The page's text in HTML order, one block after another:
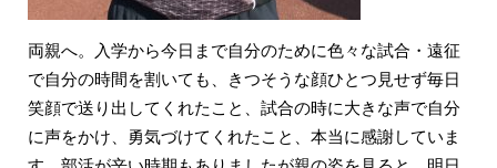
両親へ。入学から今日まで自分のために色々な試合・遠征
で自分の時間を割いても、きつそうな顔ひとつ見せず毎日
笑顔で送り出してくれたこと、試合の時に大きな声で自分
に声をかけ、勇気づけてくれたこと、本当に感謝していま